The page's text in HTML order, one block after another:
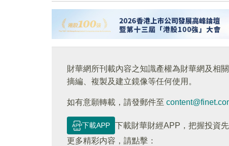
財華網所刊載內容之知識產權為財華網及相
摘編、複製及建立鏡像等任何使用。
如有意願轉載，請發郵件至
下載APP
下載財華財經APP，把握投資
更多精彩内容，請點擊：